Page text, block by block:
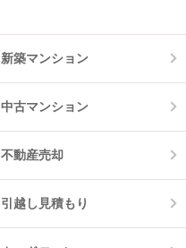
新築マンション
中古マンション
不動産売却
引越し見積もり